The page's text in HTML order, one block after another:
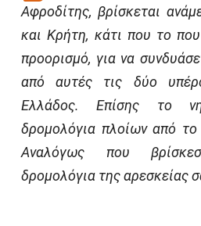
Αφροδίτης, βρίσκεται
και Κρήτη, κάτι που το
προορισμό, για να
από αυτές τις δύο
Ελλάδος. Επίσης το
δρομολόγια πλοίων από το
Αναλόγως που
δρομολόγια της αρεσκείας